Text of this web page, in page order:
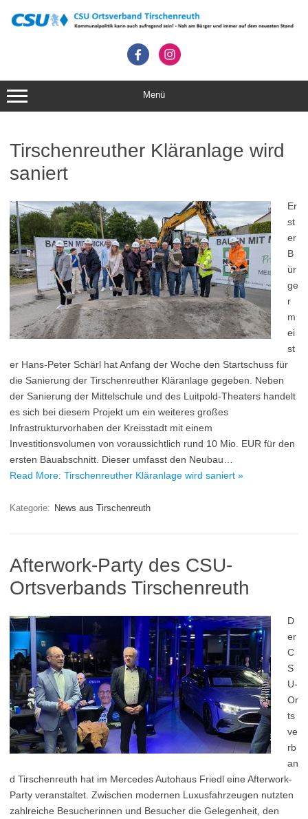
Inhalt
springen
Menü
Tirschenreuther Kläranlage wird
saniert
Er
st
er
B
ür
ge
r
m
ei
st
er Hans-Peter Schärl hat Anfang der Woche den Startschuss für
die Sanierung der Tirschenreuther Kläranlage gegeben. Neben
der Sanierung der Mittelschule und des Luitpold-Theaters handelt
es sich bei diesem Projekt um ein weiteres großes
Infrastrukturvorhaben der Kreisstadt mit einem
Investitionsvolumen von voraussichtlich rund 10 Mio. EUR für den
ersten Bauabschnitt. Dieser umfasst den Neubau…
Read More: Tirschenreuther Kläranlage wird saniert »
Kategorie: News aus Tirschenreuth
Afterwork-Party des CSU-
Ortsverbands Tirschenreuth
D
er
C
S
U-
Or
ts
ve
rb
an
d Tirschenreuth hat im Mercedes Autohaus Friedl eine Afterwork-
Party veranstaltet. Zwischen modernen Luxusfahrzeugen nutzten
zahlreiche Besucherinnen und Besucher die Gelegenheit, den